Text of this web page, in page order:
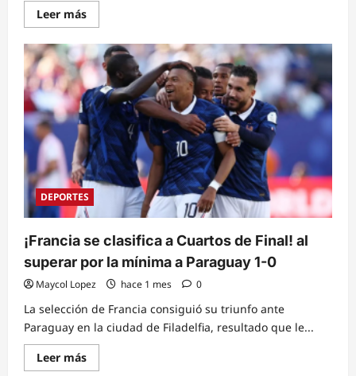
Leer másRead
more
4-
6
Inglaterra
celebra
el
tercer
lugar
y
Mbappé
se
convierte
en
el
máximo
goleador
histórico
los
Mundiales
DEPORTES
¡Francia se clasifica a Cuartos de Final! al
superar por la mínima a Paraguay 1-0
Maycol Lopez hace 1 mes 0
La selección de Francia consiguió su triunfo ante
Paraguay en la ciudad de Filadelfia, resultado que le...
Leer másRead
more